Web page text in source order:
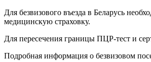
Для безвизового въезда в Беларусь
медицинскую страховку.
Для пересечения границы ПЦР-тест и
Подробная информация о безвизовом